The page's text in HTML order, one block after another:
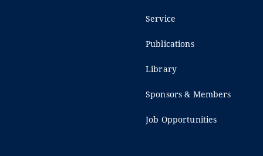
Service
Publications
Library
Sponsors & Members
Job Opportunities